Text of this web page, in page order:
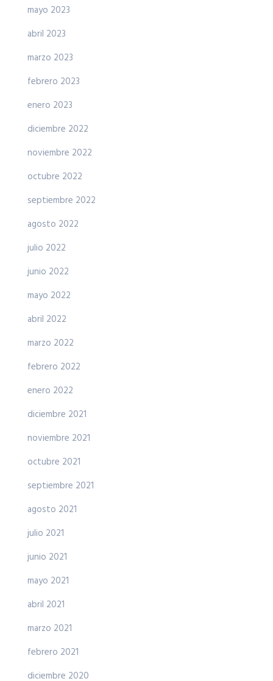
mayo 2023
abril 2023
marzo 2023
febrero 2023
enero 2023
diciembre 2022
noviembre 2022
octubre 2022
septiembre 2022
agosto 2022
julio 2022
junio 2022
mayo 2022
abril 2022
marzo 2022
febrero 2022
enero 2022
diciembre 2021
noviembre 2021
octubre 2021
septiembre 2021
agosto 2021
julio 2021
junio 2021
mayo 2021
abril 2021
marzo 2021
febrero 2021
diciembre 2020